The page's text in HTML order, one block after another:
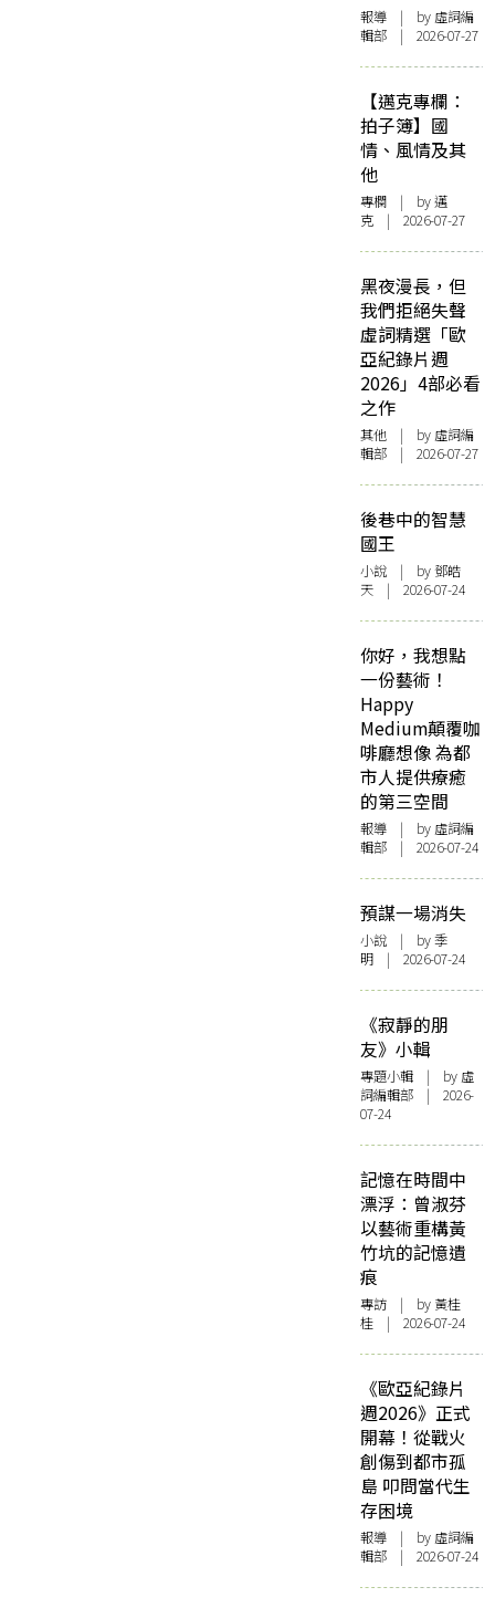
報導 | by 虛詞編
輯部 | 2026-07-27
【邁克專欄：
拍子簿】國
情、風情及其
他
專欄 | by邁
克 | 2026-07-27
黑夜漫長，但
我們拒絕失聲
虛詞精選「歐
亞紀錄片週
2026」4部必看
之作
其他 | by 虛詞編
輯部 | 2026-07-27
後巷中的智慧
國王
小說 | by 鄧皓
天 | 2026-07-24
你好，我想點
一份藝術！
Happy
Medium顛覆咖
啡廳想像 為都
市人提供療癒
的第三空間
報導 | by 虛詞編
輯部 | 2026-07-24
預謀一場消失
小說 | by 季
明 | 2026-07-24
《寂靜的朋
友》小輯
專題小輯 | by 虛
詞編輯部 | 2026-
07-24
記憶在時間中
漂浮：曾淑芬
以藝術重構黃
竹坑的記憶遺
痕
專訪 | by 黃桂
桂 | 2026-07-24
《歐亞紀錄片
週2026》正式
開幕！從戰火
創傷到都市孤
島 叩問當代生
存困境
報導 | by 虛詞編
輯部 | 2026-07-24